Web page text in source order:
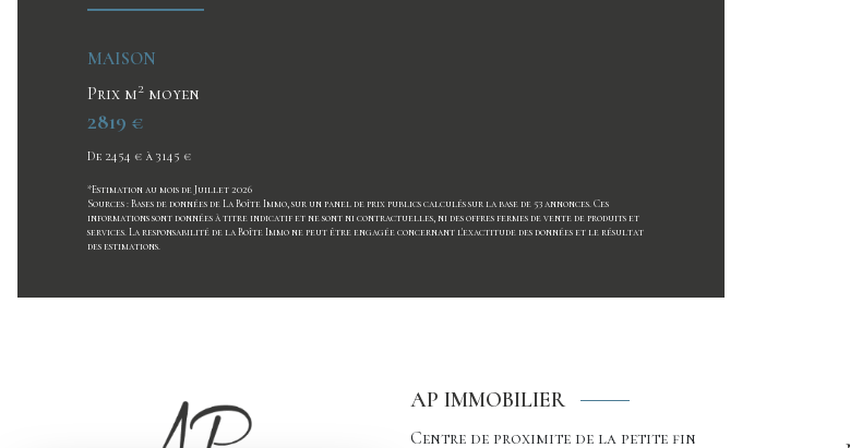
MAISON
Prix m2 moyen
2819 €
De 2454 € à 3145 €
*Estimation au mois de Juillet 2026
Sources : Bases de données de La Boîte Immo, sur un panel de prix publics calculés sur la base de 53 annonces. Ces
informations sont données à titre indicatif et ne sont ni contractuelles, ni des offres fermes de vente de produits et
services. La responsabilité de la Boîte Immo ne peut être engagée concernant l'exactitude des données et le résultat
des estimations.
AP IMMOBILIER
Centre de proximite de la petite fin